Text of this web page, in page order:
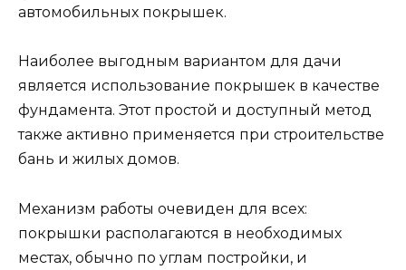
автомобильных покрышек.
Наиболее выгодным вариантом для дачи
является использование покрышек в качестве
фундамента. Этот простой и доступный метод
также активно применяется при строительстве
бань и жилых домов.
Механизм работы очевиден для всех:
покрышки располагаются в необходимых
местах, обычно по углам постройки, и